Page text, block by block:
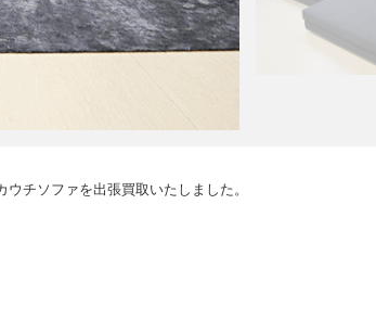
チソファを出張買取いたしました。